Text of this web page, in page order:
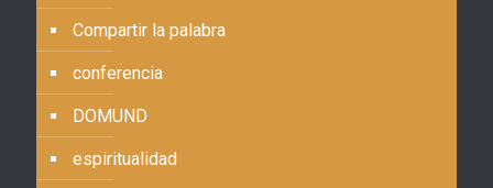
Compartir la palabra
conferencia
DOMUND
espiritualidad